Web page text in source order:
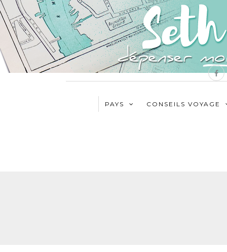
PAYS CONSEILS VOYAGE